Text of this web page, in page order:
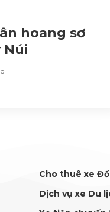
hoang sơ
Núi
Cho thuê xe
Dịch vụ xe Du